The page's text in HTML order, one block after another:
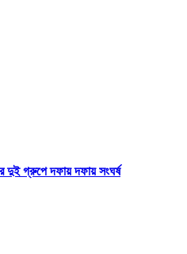
দুই গ্রুপে দফায় দফায় সংঘর্ষ